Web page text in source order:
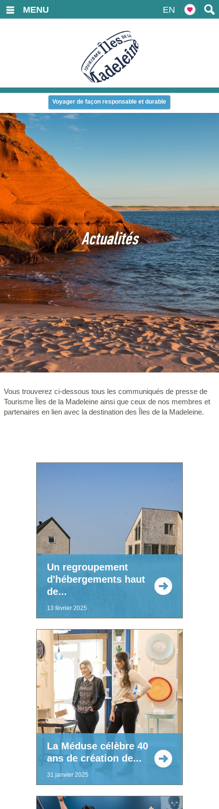
EN
MENU
Voyager de façon responsable et durable
Actualités
Vous trouverez ci-dessous tous les communiqués de presse de
Tourisme Îles de la Madeleine ainsi que ceux de nos membres et
partenaires en lien avec la destination des Îles de la Madeleine.
Un regroupement
d'hébergements haut
de...
13 février 2025
La Méduse célèbre 40
ans de création de...
31 janvier 2025